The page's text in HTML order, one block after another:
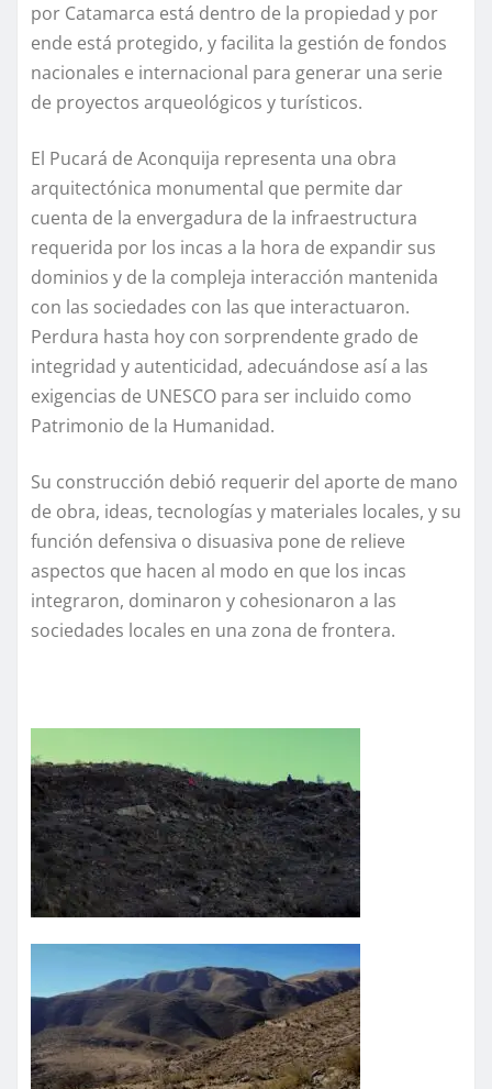
por Catamarca está dentro de la propiedad y por
ende está protegido, y facilita la gestión de fondos
nacionales e internacional para generar una serie
de proyectos arqueológicos y turísticos.
El Pucará de Aconquija representa una obra
arquitectónica monumental que permite dar
cuenta de la envergadura de la infraestructura
requerida por los incas a la hora de expandir sus
dominios y de la compleja interacción mantenida
con las sociedades con las que interactuaron.
Perdura hasta hoy con sorprendente grado de
integridad y autenticidad, adecuándose así a las
exigencias de UNESCO para ser incluido como
Patrimonio de la Humanidad.
Su construcción debió requerir del aporte de mano
de obra, ideas, tecnologías y materiales locales, y su
función defensiva o disuasiva pone de relieve
aspectos que hacen al modo en que los incas
integraron, dominaron y cohesionaron a las
sociedades locales en una zona de frontera.